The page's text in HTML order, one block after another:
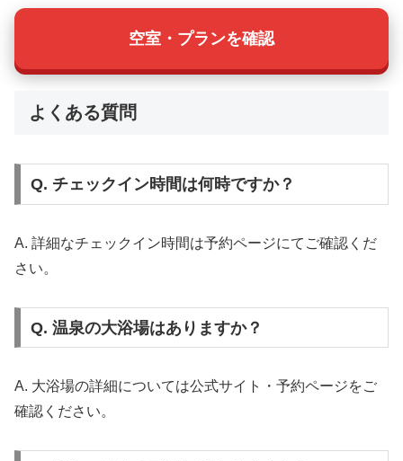
空室・プランを確認
よくある質問
Q. チェックイン時間は何時ですか？
A. 詳細なチェックイン時間は予約ページにてご確認くだ
さい。
Q. 温泉の大浴場はありますか？
A. 大浴場の詳細については公式サイト・予約ページをご
確認ください。